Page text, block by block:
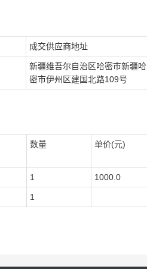
成交供应商地址
新疆维吾尔自治区哈密市新疆哈
密市伊州区建国北路109号
数量 单价(元)
1 1000.0
1